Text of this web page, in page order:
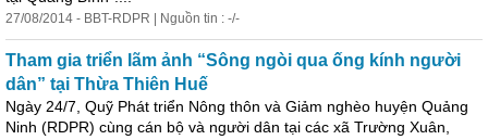
27/08/2014 - BBT-RDPR | Nguồn tin : -/-
Tham gia triển lãm ảnh “Sông ngòi qua ống kính người
dân” tại Thừa Thiên Huế
Ngày 24/7, Quỹ Phát triển Nông thôn và Giảm nghèo huyện Quảng
Ninh (RDPR) cùng cán bộ và người dân tại các xã Trường Xuân,